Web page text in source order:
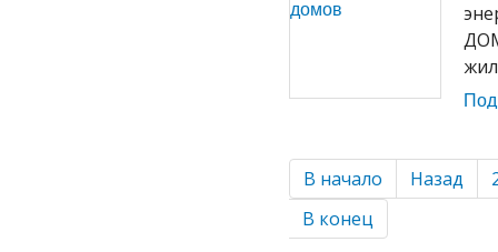
В начало Назад
В конец